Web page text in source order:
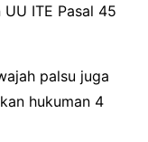
ITE Pasal 45
palsu juga
hukuman 4